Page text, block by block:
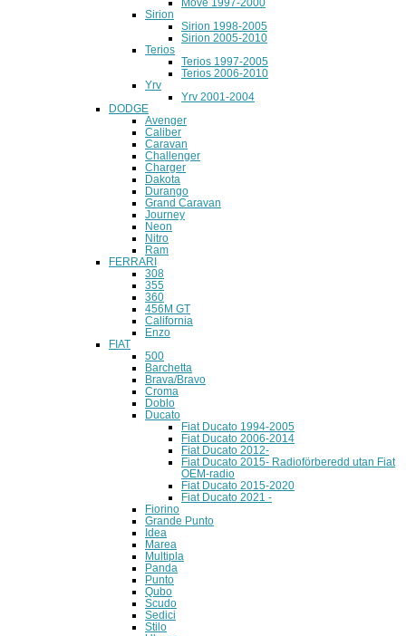
Sirion
Sirion 1998-2005
Sirion 2005-2010
Terios
Terios 1997-2005
Terios 2006-2010
Yrv
Yrv 2001-2004
DODGE
Avenger
Caliber
Caravan
Challenger
Charger
Dakota
Durango
Grand Caravan
Journey
Neon
Nitro
Ram
FERRARI
308
355
360
456M GT
California
Enzo
FIAT
500
Barchetta
Brava/Bravo
Croma
Doblo
Ducato
Fiat Ducato 1994-2005
Fiat Ducato 2006-2014
Fiat Ducato 2012-
Fiat Ducato 2015- Radioförberedd utan Fiat
OEM-radio
Fiat Ducato 2015-2020
Fiat Ducato 2021 -
Fiorino
Grande Punto
Idea
Marea
Multipla
Panda
Punto
Qubo
Scudo
Sedici
Stilo